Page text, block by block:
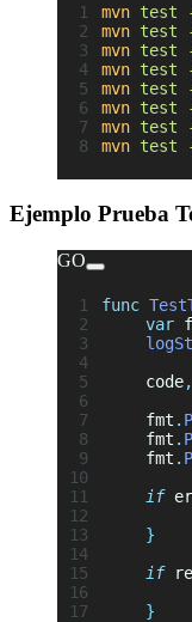
mvn test
mvn test
mvn test
mvn test
mvn test
mvn test
mvn test
mvn test
Ejemplo Prueba
GO
func
	var
	code
,
	fmt
.
	fmt
.
	fmt
.
	if
	}
	if
	}